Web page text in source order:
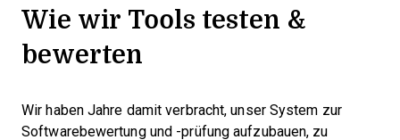
Wie wir Tools testen &
bewerten
Wir haben Jahre damit verbracht, unser System zur
Softwarebewertung und -prüfung aufzubauen, zu